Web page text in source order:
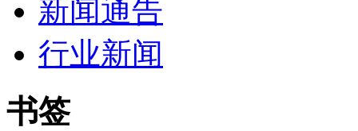
新闻通告
行业新闻
书签